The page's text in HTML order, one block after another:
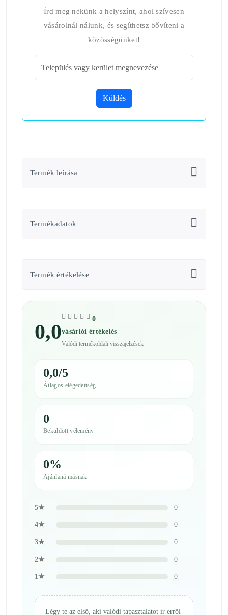
Írd meg nekünk a helyszínt, ahol szívesen
vásárolnál nálunk, és segíthetsz bővíteni a
közösségünket!
Küldés
Termék leírása
Termékadatok
Termék értékelése
0,0
0
vásárlói értékelés
Valódi termékoldali visszajelzések
0,0/5
Átlagos elégedettség
0
Beküldött vélemény
0%
Ajánlaná másnak
5★ 0
4★ 0
3★ 0
2★ 0
1★ 0
Légy te az első, aki valódi tapasztalatot ír erről